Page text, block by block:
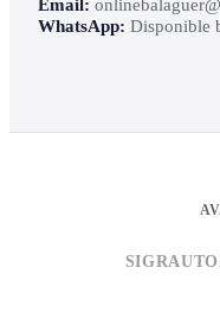
WhatsApp: Disponible
SIGRAUTO